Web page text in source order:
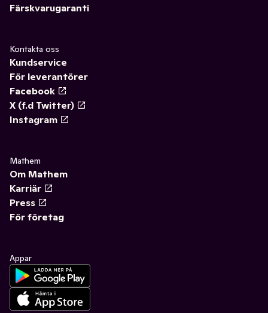
Färskvarugaranti
Kontakta oss
Kundservice
För leverantörer
Facebook
X (f.d Twitter)
Instagram
Mathem
Om Mathem
Karriär
Press
För företag
Appar